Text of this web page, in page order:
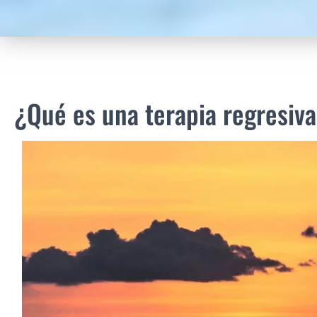
¿Qué es una terapia